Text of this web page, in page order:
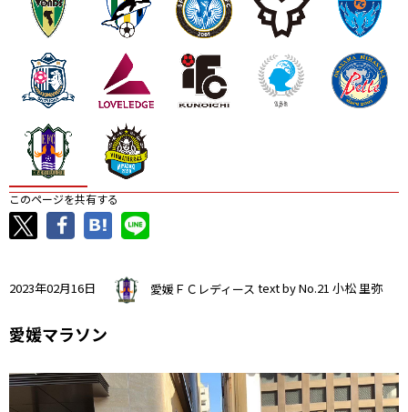
このページを共有する
2023年02月16日 愛媛ＦＣレディース text by No.21 小松 里弥
愛媛マラソン